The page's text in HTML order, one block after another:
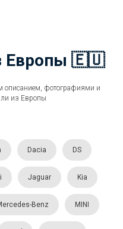
Европы 🇪🇺
описанием, фотографиями и
из Европы
Dacia DS
Jaguar Kia
Benz MINI